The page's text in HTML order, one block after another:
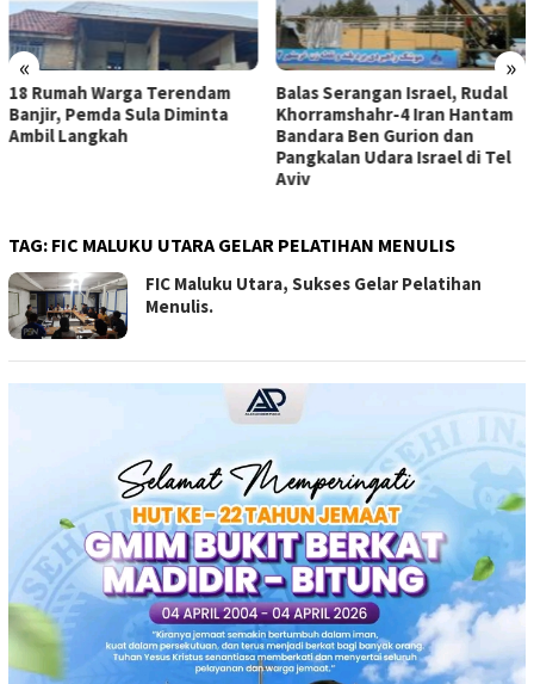
« »
18 Rumah Warga Terendam
Banjir, Pemda Sula Diminta
Ambil Langkah
Balas Serangan Israel, Rudal
Khorramshahr-4 Iran Hantam
Bandara Ben Gurion dan
Pangkalan Udara Israel di Tel
Aviv
TAG: FIC MALUKU UTARA GELAR PELATIHAN MENULIS
FIC Maluku Utara, Sukses Gelar Pelatihan
Menulis.